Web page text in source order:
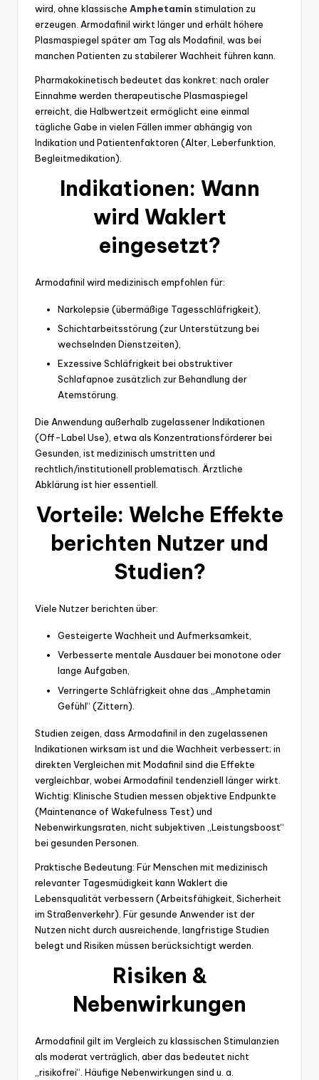
wird, ohne klassische Amphetamin stimulation zu
erzeugen. Armodafinil wirkt länger und erhält höhere
Plasmaspiegel später am Tag als Modafinil, was bei
manchen Patienten zu stabilerer Wachheit führen kann.
Pharmakokinetisch bedeutet das konkret: nach oraler
Einnahme werden therapeutische Plasmaspiegel
erreicht, die Halbwertzeit ermöglicht eine einmal
tägliche Gabe in vielen Fällen immer abhängig von
Indikation und Patientenfaktoren (Alter, Leberfunktion,
Begleitmedikation).
Indikationen: Wann
wird Waklert
eingesetzt?
Armodafinil wird medizinisch empfohlen für:
Narkolepsie (übermäßige Tagesschläfrigkeit),
Schichtarbeitsstörung (zur Unterstützung bei
wechselnden Dienstzeiten),
Exzessive Schläfrigkeit bei obstruktiver
Schlafapnoe zusätzlich zur Behandlung der
Atemstörung.
Die Anwendung außerhalb zugelassener Indikationen
(Off-Label Use), etwa als Konzentrationsförderer bei
Gesunden, ist medizinisch umstritten und
rechtlich/institutionell problematisch. Ärztliche
Abklärung ist hier essentiell.
Vorteile: Welche Effekte
berichten Nutzer und
Studien?
Viele Nutzer berichten über:
Gesteigerte Wachheit und Aufmerksamkeit,
Verbesserte mentale Ausdauer bei monotone oder
lange Aufgaben,
Verringerte Schläfrigkeit ohne das „Amphetamin
Gefühl“ (Zittern).
Studien zeigen, dass Armodafinil in den zugelassenen
Indikationen wirksam ist und die Wachheit verbessert; in
direkten Vergleichen mit Modafinil sind die Effekte
vergleichbar, wobei Armodafinil tendenziell länger wirkt.
Wichtig: Klinische Studien messen objektive Endpunkte
(Maintenance of Wakefulness Test) und
Nebenwirkungsraten, nicht subjektiven „Leistungsboost“
bei gesunden Personen.
Praktische Bedeutung: Für Menschen mit medizinisch
relevanter Tagesmüdigkeit kann Waklert die
Lebensqualität verbessern (Arbeitsfähigkeit, Sicherheit
im Straßenverkehr). Für gesunde Anwender ist der
Nutzen nicht durch ausreichende, langfristige Studien
belegt und Risiken müssen berücksichtigt werden.
Risiken &
Nebenwirkungen
Armodafinil gilt im Vergleich zu klassischen Stimulanzien
als moderat verträglich, aber das bedeutet nicht
„risikofrei“. Häufige Nebenwirkungen sind u. a.